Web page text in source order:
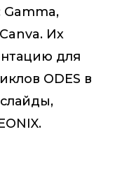
Gamma,
Их
для
ODES в